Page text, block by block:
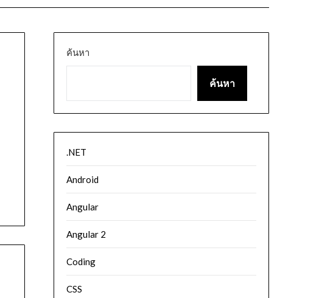
ค้นหา
ค้นหา
.NET
Android
Angular
Angular 2
Coding
CSS